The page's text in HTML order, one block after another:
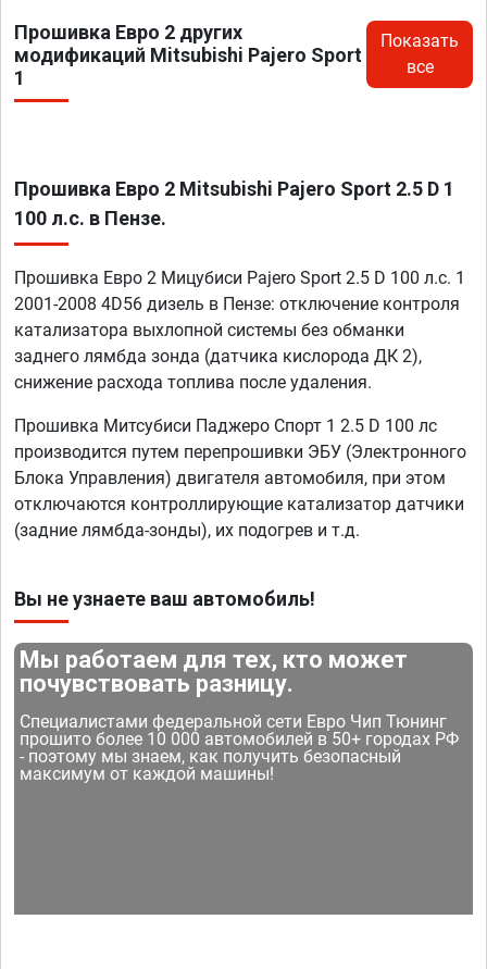
Прошивка Евро 2 других
модификаций Mitsubishi Pajero Sport
1
Показать
все
Прошивка Евро 2 Mitsubishi Pajero Sport 2.5 D 1
100 л.с. в Пензе.
Прошивка Евро 2 Мицубиси Pajero Sport 2.5 D 100 л.с. 1
2001-2008 4D56 дизель в Пензе: отключение контроля
катализатора выхлопной системы без обманки
заднего лямбда зонда (датчика кислорода ДК 2),
снижение расхода топлива после удаления.
Прошивка Митсубиси Паджеро Спорт 1 2.5 D 100 лс
производится путем перепрошивки ЭБУ (Электронного
Блока Управления) двигателя автомобиля, при этом
отключаются контроллирующие катализатор датчики
(задние лямбда-зонды), их подогрев и т.д.
Вы не узнаете ваш автомобиль!
Мы работаем для тех, кто может
почувствовать разницу.
Специалистами федеральной сети Евро Чип Тюнинг
прошито более 10 000 автомобилей в 50+ городах РФ
- поэтому мы знаем, как получить безопасный
максимум от каждой машины!